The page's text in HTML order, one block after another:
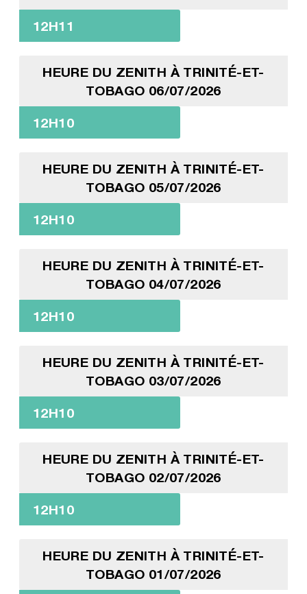
12H11
HEURE DU ZENITH À TRINITÉ-ET-
TOBAGO 06/07/2026
12H10
HEURE DU ZENITH À TRINITÉ-ET-
TOBAGO 05/07/2026
12H10
HEURE DU ZENITH À TRINITÉ-ET-
TOBAGO 04/07/2026
12H10
HEURE DU ZENITH À TRINITÉ-ET-
TOBAGO 03/07/2026
12H10
HEURE DU ZENITH À TRINITÉ-ET-
TOBAGO 02/07/2026
12H10
HEURE DU ZENITH À TRINITÉ-ET-
TOBAGO 01/07/2026